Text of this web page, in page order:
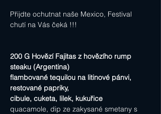
Přijdte ochutnat naše Mexico, Festival
chutí na Vás čeká !!!
200 G Hovězí Fajitas z hovězího rump
steaku (Argentina)
flambované tequilou na litinové pánvi,
restované papriky,
cibule, cuketa, lilek, kukuřice
quacamole, dip ze zakysané smetany s